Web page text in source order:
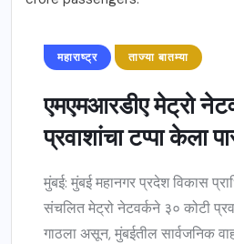
महाराष्ट्र ताज्या बातम्या
एमएमआरडीए मेट्रो
प्रवाशांचा टप्पा केला
मुंबई: मुंबई महानगर प्रदेश विकास
संचलित मेट्रो नेटवर्कने ३० कोटी
गाठला असून, मुंबईतील सार्वजनिक